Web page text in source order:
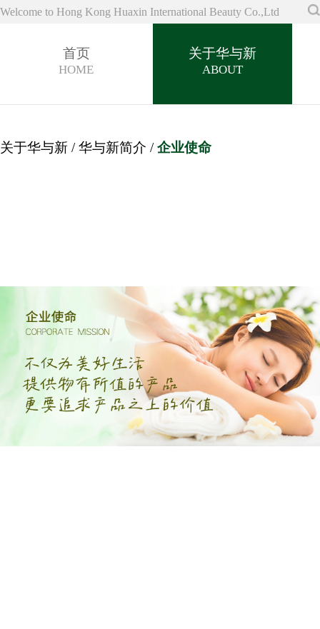
Welcome to Hong Kong Huaxin International Beauty Co.,Ltd
首页
HOME
关于华与新
ABOUT
关于华与新 /华与新简介 /企业使命